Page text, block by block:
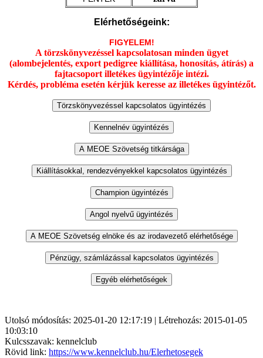
Elérhetőségeink:
FIGYELEM!
A törzskönyvezéssel kapcsolatosan minden ügyet
(alombejelentés, export pedigree kiállítása, honosítás, átírás) a
fajtacsoport illetékes ügyintézője intézi.
Kérdés, probléma esetén kérjük keresse az illetékes ügyintézőt.
Utolsó módosítás: 2025-01-20 12:17:19 | Létrehozás: 2015-01-05
10:03:10
Kulcsszavak: kennelclub
Rövid link: https://www.kennelclub.hu/Elerhetosegek